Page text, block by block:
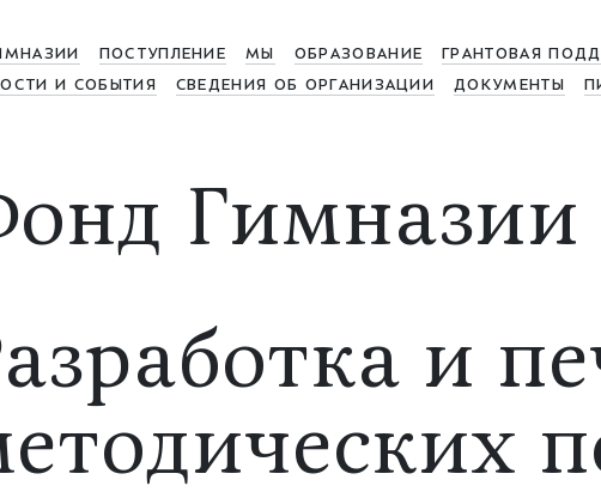
ПОСТУПЛЕНИЕ МЫ ОБРАЗОВАНИЕ ГРАНТОВАЯ
И СОБЫТИЯ
СВЕДЕНИЯ ОБ ОРГАНИЗАЦИИ ДОКУМЕНТЫ
Гимназии
и